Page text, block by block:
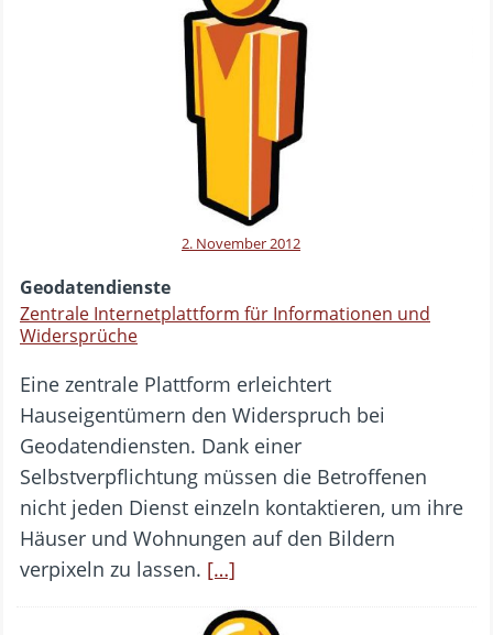
2. November 2012
Geodatendienste
Zentrale Internetplattform für Informationen und
Widersprüche
Eine zentrale Plattform erleichtert
Hauseigentümern den Widerspruch bei
Geodatendiensten. Dank einer
Selbstverpflichtung müssen die Betroffenen
nicht jeden Dienst einzeln kontaktieren, um ihre
Häuser und Wohnungen auf den Bildern
verpixeln zu lassen. […]